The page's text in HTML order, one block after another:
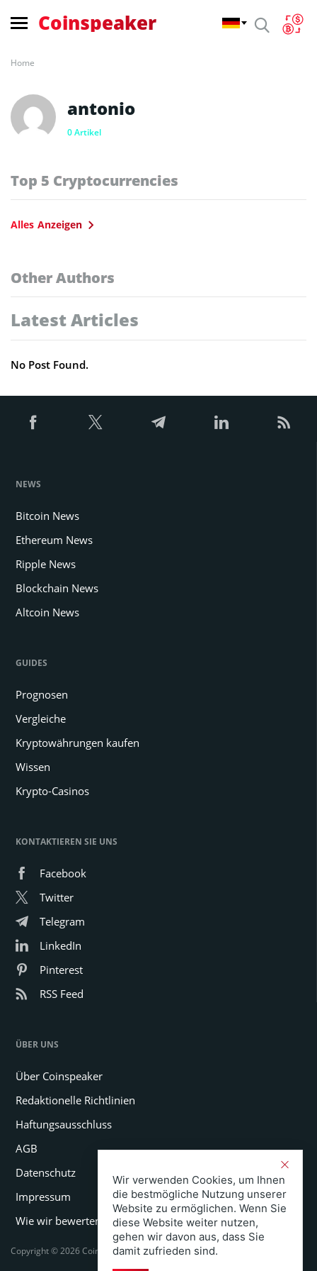
Coinspeaker
Home
0 Artikel
antonio
Top 5 Cryptocurrencies
Alles Anzeigen
Other Authors
Latest Articles
No Post Found.
NEWS
Bitcoin News
Ethereum News
Ripple News
Blockchain News
Altcoin News
GUIDES
Prognosen
Vergleiche
Kryptowährungen kaufen
Wissen
Krypto-Casinos
KONTAKTIEREN SIE UNS
Facebook
Twitter
Telegram
LinkedIn
Pinterest
RSS Feed
ÜBER UNS
Über Coinspeaker
Redaktionelle Richtlinien
Haftungsausschluss
AGB
Datenschutz
Impressum
Wie wir bewerten
Copyright © 2026 Coinspeaker LTD. All rights reserved.
Wir verwenden Cookies, um Ihnen
die bestmögliche Nutzung unserer
Website zu ermöglichen. Wenn Sie
diese Website weiter nutzen,
gehen wir davon aus, dass Sie
damit zufrieden sind.